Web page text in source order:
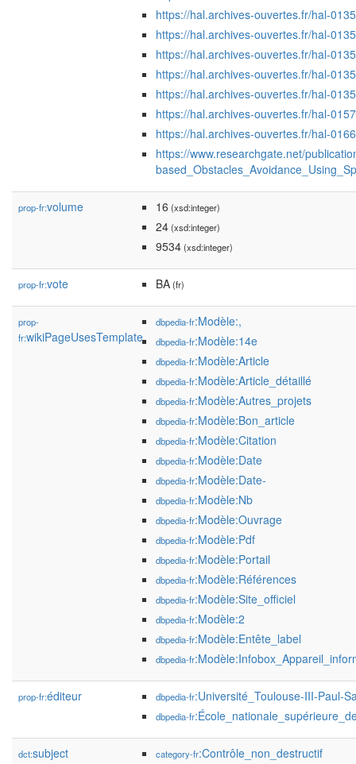
https://hal.archives-ouvertes.fr/hal-
https://hal.archives-ouvertes.fr/hal-
https://hal.archives-ouvertes.fr/hal-
https://hal.archives-ouvertes.fr/hal-
https://hal.archives-ouvertes.fr/hal-
https://hal.archives-ouvertes.fr/hal-
https://hal.archives-ouvertes.fr/hal-
https://www.researchgate.net/
prop-fr:volume 16 (xsd:integer)
24(xsd:integer)
9534(xsd:integer)
prop-fr:vote BA(fr)
prop-
fr:wikiPageUsesTemplate
dbpedia-fr:Modèle:,
dbpedia-fr:Modèle:14e
dbpedia-fr:Modèle:Article
dbpedia-fr:Modèle:Article_détaillé
dbpedia-fr:Modèle:Autres_projets
dbpedia-fr:Modèle:Bon_article
dbpedia-fr:Modèle:Citation
dbpedia-fr:Modèle:Date
dbpedia-fr:Modèle:Date-
dbpedia-fr:Modèle:Nb
dbpedia-fr:Modèle:Ouvrage
dbpedia-fr:Modèle:Pdf
dbpedia-fr:Modèle:Portail
dbpedia-fr:Modèle:Références
dbpedia-fr:Modèle:Site_officiel
dbpedia-fr:Modèle:2
dbpedia-fr:Modèle:Entête_label
dbpedia-fr
prop-fr:éditeur dbpedia-fr:Université_Toulouse-III-Paul-
dbpedia-fr
dct:subject category-fr:Contrôle_non_destructif